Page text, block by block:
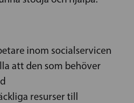
inom socialservicen
att den som behöver
resurser till